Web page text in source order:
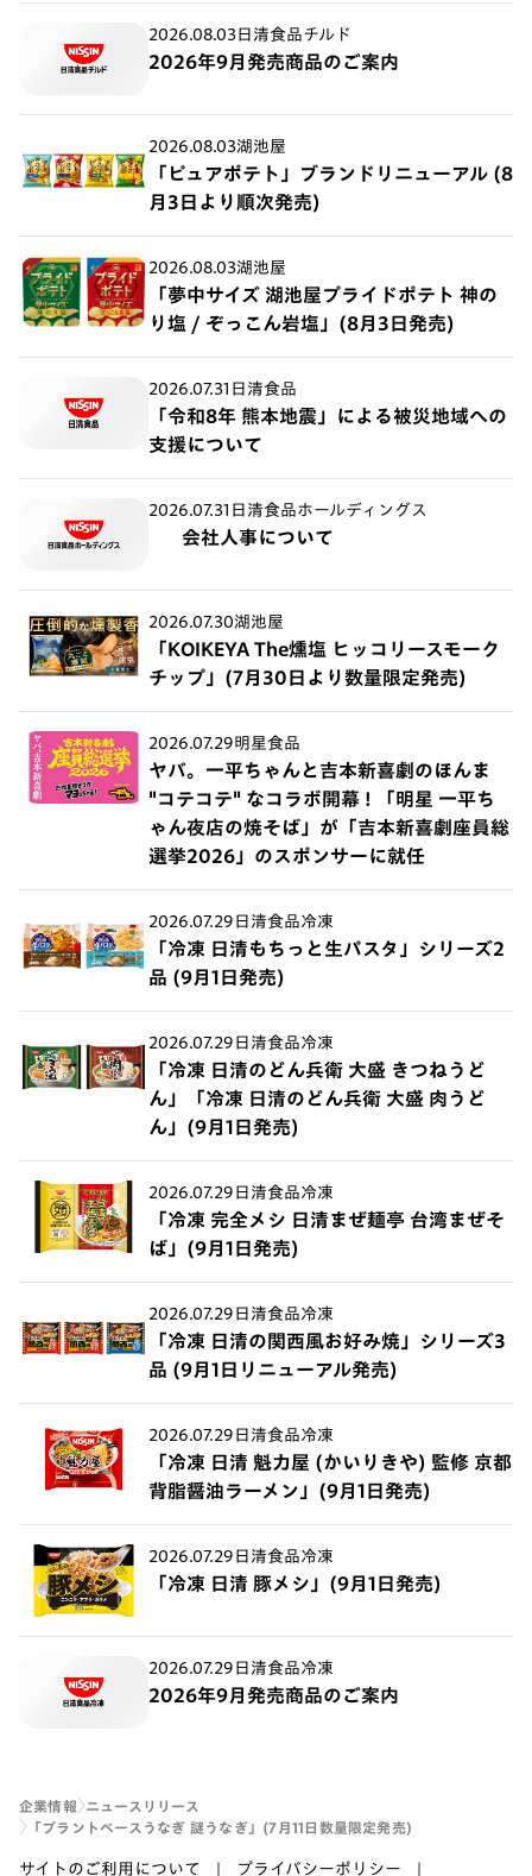
2026.08.03 日清食品チルド
2026年9月発売商品のご案内
2026.08.03湖池屋
「ピュアポテト」ブランドリニューアル (8
月3日より順次発売)
2026.08.03湖池屋
「夢中サイズ 湖池屋プライドポテト 神の
り塩 / ぞっこん岩塩」(8月3日発売)
2026.07.31 日清食品
「令和8年 熊本地震」による被災地域への
支援について
2026.07.31 日清食品ホールディングス
会社人事について
2026.07.30湖池屋
「KOIKEYA The燻塩 ヒッコリースモーク
チップ」(7月30日より数量限定発売)
2026.07.29明星食品
ヤバ。一平ちゃんと吉本新喜劇のほんま
"コテコテ" なコラボ開幕 ! 「明星 一平ち
ゃん夜店の焼そば」が「吉本新喜劇座員総
選挙2026」のスポンサーに就任
2026.07.29 日清食品冷凍
「冷凍 日清もちっと生パスタ」シリーズ2
品 (9月1日発売)
2026.07.29 日清食品冷凍
「冷凍 日清のどん兵衛 大盛 きつねうど
ん」「冷凍 日清のどん兵衛 大盛 肉うど
ん」(9月1日発売)
2026.07.29 日清食品冷凍
「冷凍 完全メシ 日清まぜ麺亭 台湾まぜそ
ば」(9月1日発売)
2026.07.29 日清食品冷凍
「冷凍 日清の関西風お好み焼」シリーズ3
品 (9月1日リニューアル発売)
2026.07.29 日清食品冷凍
「冷凍 日清 魁力屋 (かいりきや) 監修 京都
背脂醤油ラーメン」(9月1日発売)
2026.07.29 日清食品冷凍
「冷凍 日清 豚メシ」(9月1日発売)
2026.07.29 日清食品冷凍
2026年9月発売商品のご案内
企業情報
ニュースリリース
「プラントベースうなぎ 謎うなぎ」(7月11日数量限定発売)
サイトのご利用について プライバシーポリシー